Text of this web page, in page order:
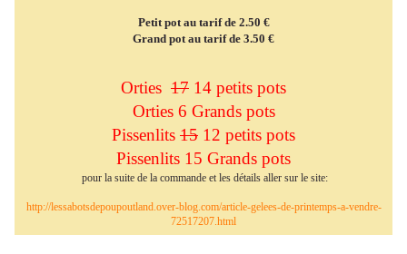
Petit pot au tarif de 2.50 €
Grand pot au tarif de 3.50 €
Orties 17 14 petits pots
Orties 6 Grands pots
Pissenlits 15 12 petits pots
Pissenlits 15 Grands pots
pour la suite de la commande et les détails aller sur le site:
http://lessabotsdepoupoutland.over-blog.com/article-gelees-de-printemps-a-vendre-
72517207.html